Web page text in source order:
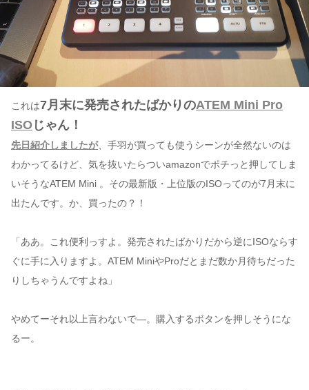
これは7月末に発売されたばかりのATEM Mini Pro
ISO じゃん！
先日紹介しましたが、手羽が買っても使うシーンが全然ないのは
わかってるけど、気を抜いたらついamazonでポチっと押してしま
いそうなATEM Mini 。その最新版・上位版のISOってのが7月末に
出たんです。か、買ったの？！
「ああ。これ便利っすよ。発売されたばかりだから逆にISOならす
ぐに手に入りますよ。ATEM MiniやProだとまだ数か月待ちだった
りしちゃうんですよね」
やめてーそれ以上言わないで―。購入するボタンを押しそうにな
るー。